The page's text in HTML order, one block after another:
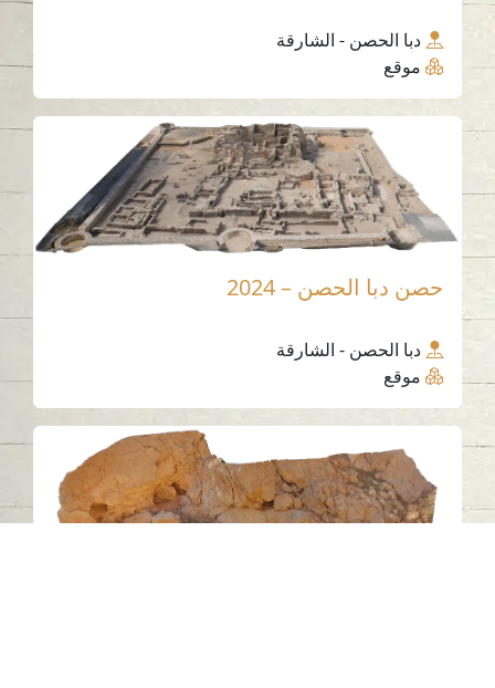
دبا الحصن - الشارقة
موقع
حصن دبا الحصن – 2024
دبا الحصن - الشارقة
موقع